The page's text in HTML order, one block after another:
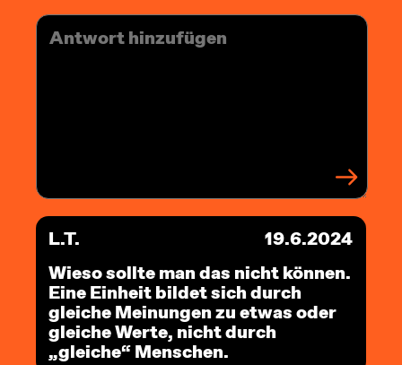
L.T.
19.6.2024
Wieso sollte man das nicht können.
Eine Einheit bildet sich durch
gleiche Meinungen zu etwas oder
gleiche Werte, nicht durch
„gleiche“ Menschen.